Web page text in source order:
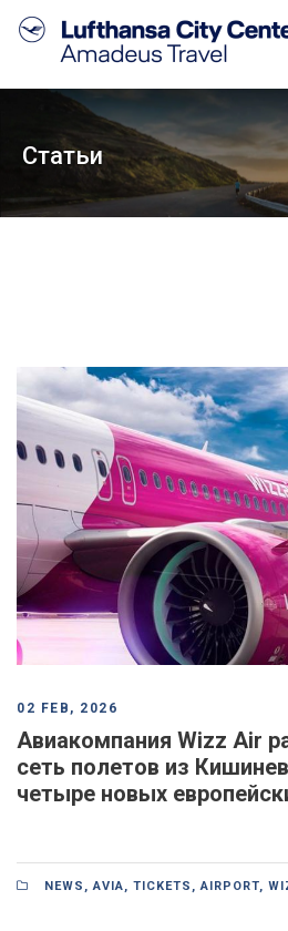
Статьи
02 FEB, 2026
Авиакомпания Wizz Air
сеть полетов из
четыре новых
NEWS ,AVIA, TICKETS ,AIRPORT,